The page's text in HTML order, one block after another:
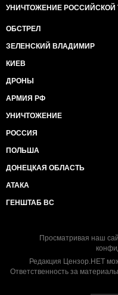
УНИЧТОЖЕНИЕ РОССИЙСКОЙ
ОБСТРЕЛ
ЗЕЛЕНСКИЙ ВЛАДИМИР
КИЕВ
ДРОНЫ
АРМИЯ РФ
УНИЧТОЖЕНИЕ
РОССИЯ
ПОЛЬША
ДОНЕЦКАЯ ОБЛАСТЬ
АТАКА
ГЕНШТАБ ВС
Просматривая наш
Редакция Цензор.НЕТ
Ответственность за